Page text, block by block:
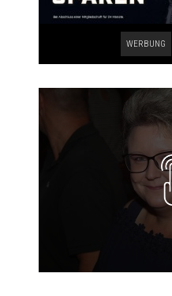
WERBUNG